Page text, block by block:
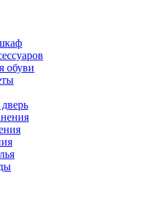
обуви